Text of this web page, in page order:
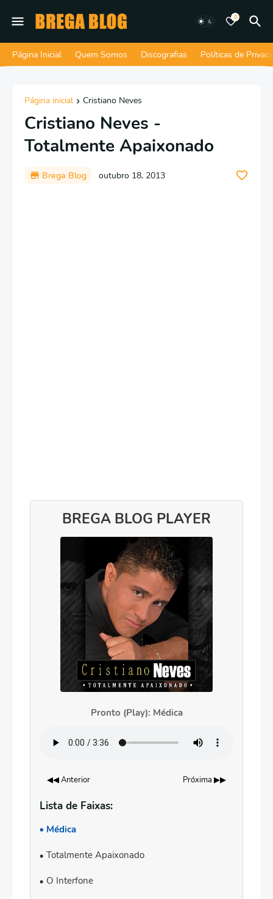
0
Página Inicial Quem Somos Discografias Políticas de
Página inicial Cristiano Neves
Cristiano Neves -
Totalmente Apaixonado
Brega Blog outubro 18, 2013
BREGA BLOG PLAYER
Pronto (Play): Médica
◀◀ Anterior Próxima ▶▶
Lista de Faixas:
Médica
Totalmente Apaixonado
O Interfone